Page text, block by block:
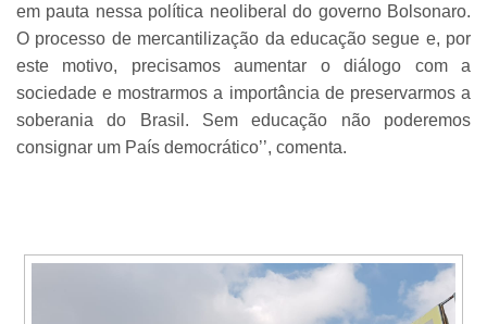
em pauta nessa política neoliberal do governo Bolsonaro.
O processo de mercantilização da educação segue e, por
este motivo, precisamos aumentar o diálogo com a
sociedade e mostrarmos a importância de preservarmos a
soberania do Brasil. Sem educação não poderemos
consignar um País democrático’’, comenta.